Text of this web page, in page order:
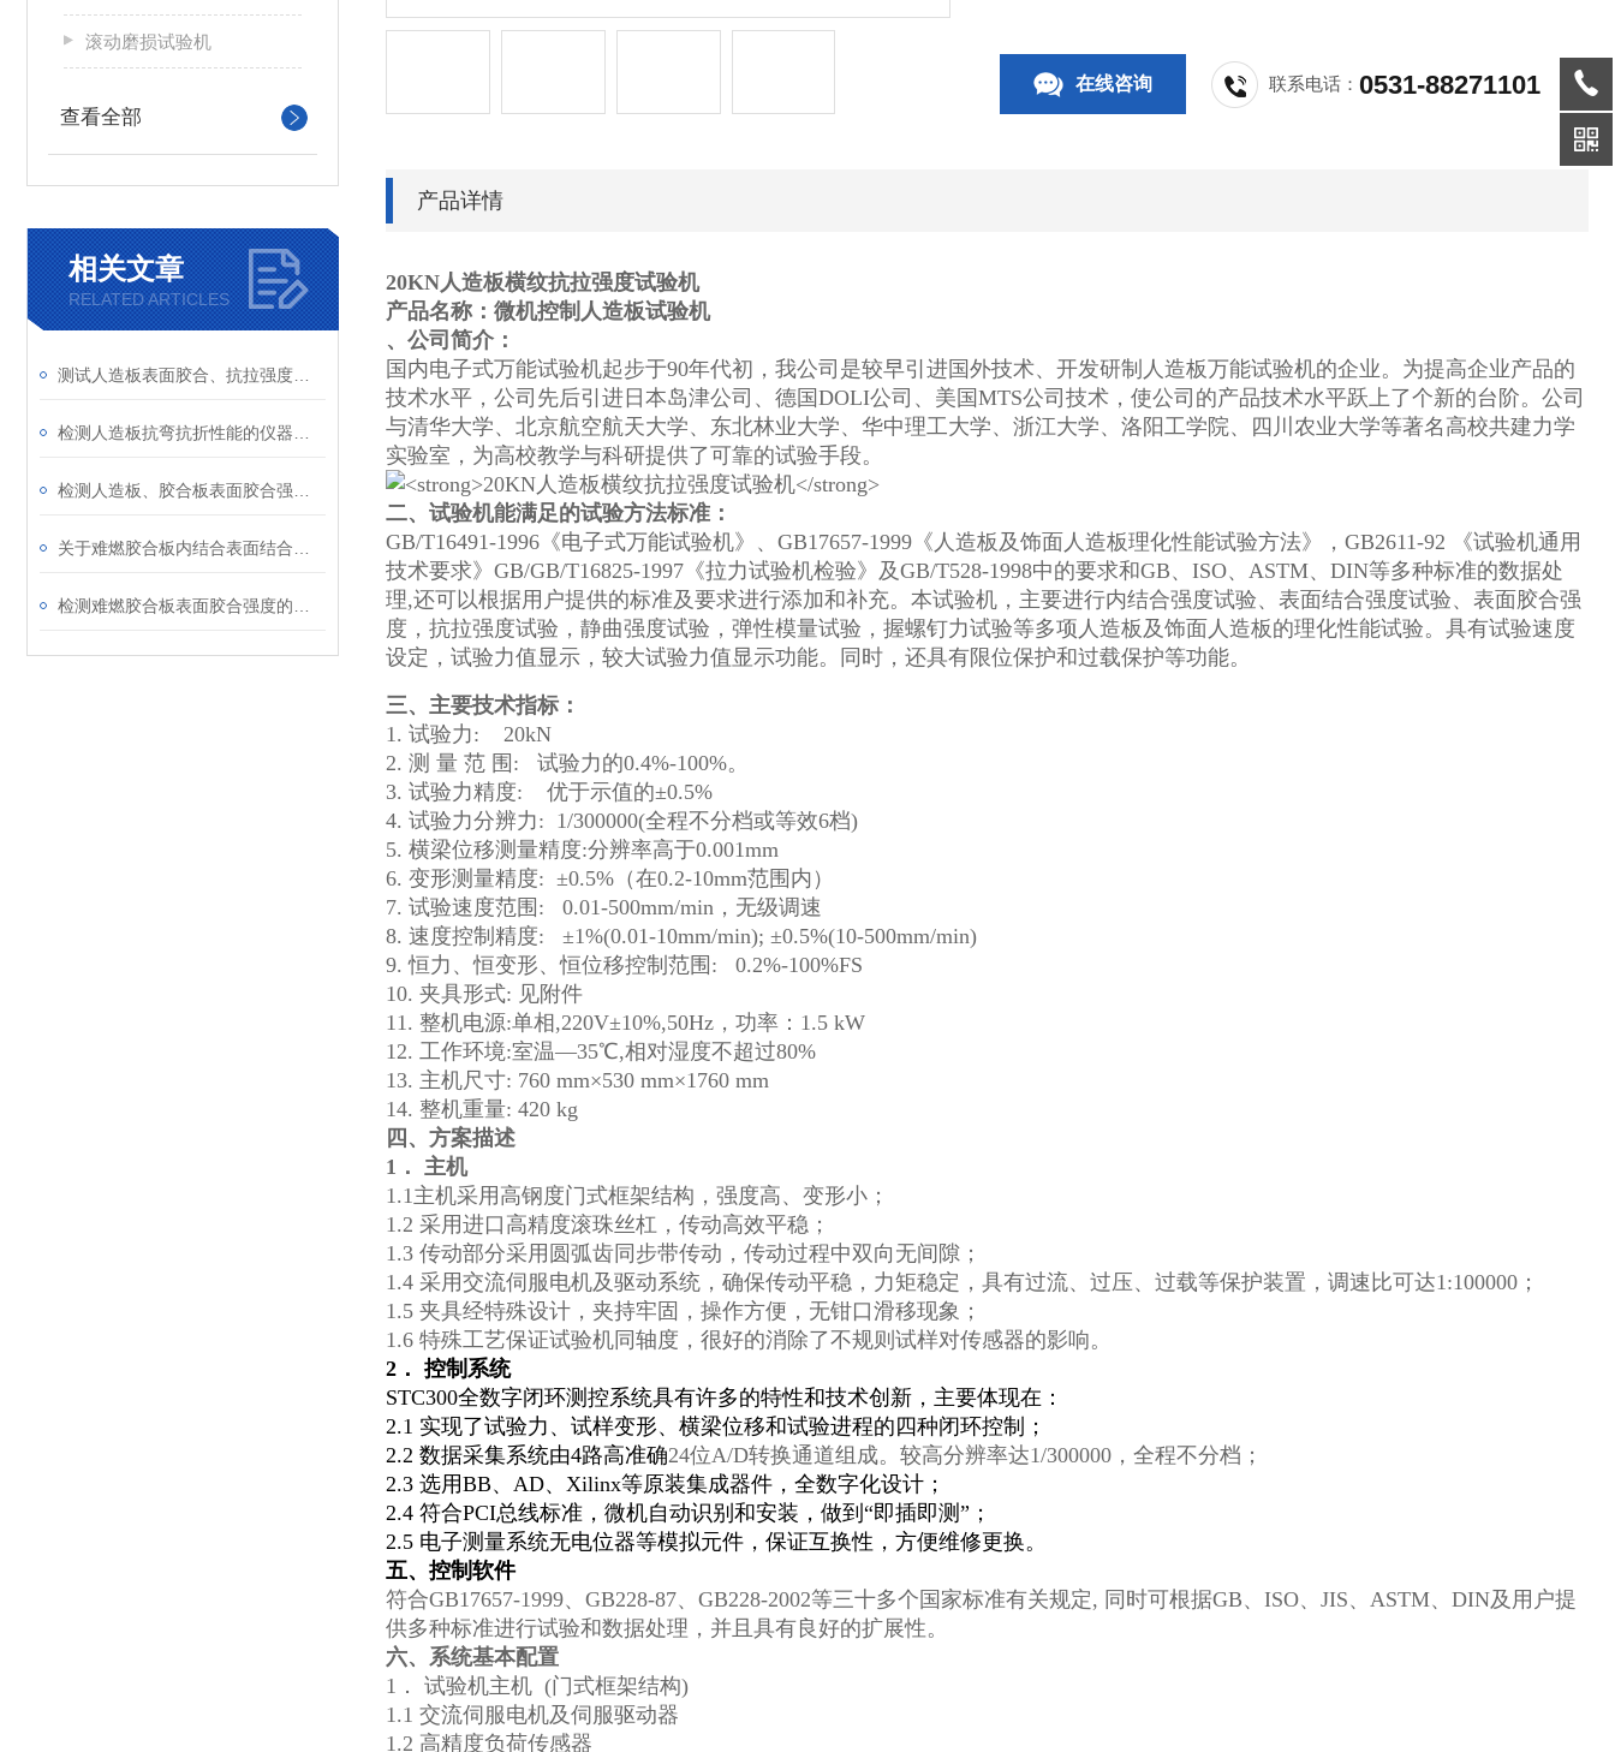
滚动磨损试验机
查看全部
相关文章
RELATED ARTICLES
在线咨询 联系电话：0531-88271101
产品详情
20KN人造板横纹抗拉强度试验机
产品名称： 微机控制人造板试验机
、公司简介：
国内电子式万能试验机起步于90年代初，我公司是较早引进国外技术、开发研制人造板万能试验机的企业。为提高企业产品的
技术水平，公司先后引进日本岛津公司、德国DOLI公司、美国MTS公司技术，使公司的产品技术水平跃上了个新的台阶。公司
与清华大学、北京航空航天大学、东北林业大学、华中理工大学、浙江大学、洛阳工学院、四川农业大学等著名高校共建力学
实验室，为高校教学与科研提供了可靠的试验手段。
二、试验机能满足的试验方法标准：
GB/T16491-1996《电子式万能试验机》、GB17657-1999《人造板及饰面人造板理化性能试验方法》，GB2611-92 《试验机通用
技术要求》GB/GB/T16825-1997《拉力试验机检验》及GB/T528-1998中的要求和GB、ISO、ASTM、DIN等多种标准的数据处
理,还可以根据用户提供的标准及要求进行添加和补充。本试验机，主要进行内结合强度试验、表面结合强度试验、表面胶合强
度，抗拉强度试验，静曲强度试验，弹性模量试验，握螺钉力试验等多项人造板及饰面人造板的理化性能试验。具有试验速度
设定，试验力值显示，较大试验力值显示功能。同时，还具有限位保护和过载保护等功能。
三、主要技术指标：
1. 试验力: 20kN
2. 测 量 范 围: 试验力的0.4%-100%。
3. 试验力精度: 优于示值的±0.5%
4. 试验力分辨力: 1/300000(全程不分档或等效6档)
5. 横梁位移测量精度:分辨率高于0.001mm
6. 变形测量精度: ±0.5%（在0.2-10mm范围内）
7. 试验速度范围: 0.01-500mm/min，无级调速
8. 速度控制精度: ±1%(0.01-10mm/min); ±0.5%(10-500mm/min)
9. 恒力、恒变形、恒位移控制范围: 0.2%-100%FS
10. 夹具形式: 见附件
11. 整机电源:单相,220V±10%,50Hz，功率：1.5 kW
12. 工作环境:室温—35℃,相对湿度不超过80%
13. 主机尺寸: 760 mm×530 mm×1760 mm
14. 整机重量: 420 kg
四、 方案描述
1． 主机
1.1主机采用高钢度门式框架结构，强度高、变形小；
1.2 采用进口高精度滚珠丝杠，传动高效平稳；
1.3 传动部分采用圆弧齿同步带传动，传动过程中双向无间隙；
1.4 采用交流伺服电机及驱动系统，确保传动平稳，力矩稳定，具有过流、过压、过载等保护装置，调速比可达1:100000；
1.5 夹具经特殊设计，夹持牢固，操作方便，无钳口滑移现象；
1.6 特殊工艺保证试验机同轴度，很好的消除了不规则试样对传感器的影响。
2． 控制系统
STC300全数字闭环测控系统具有许多的特性和技术创新，主要体现在：
2.1 实现了试验力、试样变形、横梁位移和试验进程的四种闭环控制；
2.2 数据采集系统由4路高准确24位A/D转换通道组成。较高分辨率达1/300000，全程不分档；
2.3 选用BB、AD、Xilinx等原装集成器件，全数字化设计；
2.4 符合PCI总线标准，微机自动识别和安装，做到“即插即测”；
2.5 电子测量系统无电位器等模拟元件，保证互换性，方便维修更换。
五、控制软件
符合GB17657-1999、GB228-87、GB228-2002等三十多个国家标准有关规定, 同时可根据GB、ISO、JIS、ASTM、DIN及用户提
供多种标准进行试验和数据处理，并且具有良好的扩展性。
六、系统基本配置
1． 试验机主机 (门式框架结构)
1.1 交流伺服电机及伺服驱动器
1.2 高精度负荷传感器